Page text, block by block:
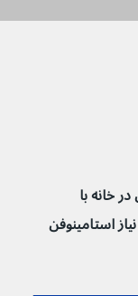
به عفونت کلیه را می‌توان در خانه با
استامینوفن